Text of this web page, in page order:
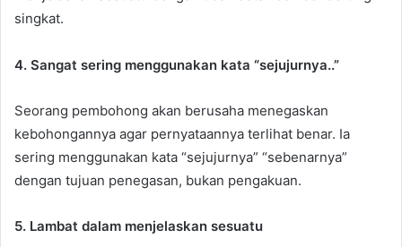
singkat.
4. Sangat sering menggunakan kata “sejujurnya..”
Seorang pembohong akan berusaha menegaskan
kebohongannya agar pernyataannya terlihat benar. Ia
sering menggunakan kata “sejujurnya” “sebenarnya”
dengan tujuan penegasan, bukan pengakuan.
5. Lambat dalam menjelaskan sesuatu